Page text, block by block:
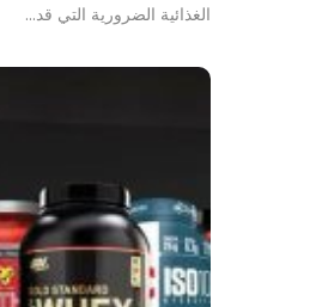
الغذائية الضرورية التي قد…